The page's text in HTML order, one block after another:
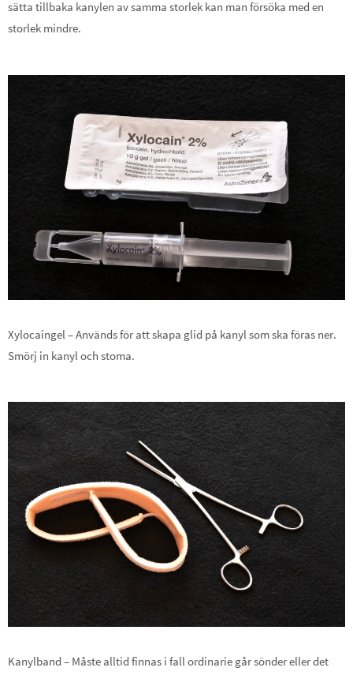
sätta tillbaka kanylen av samma storlek kan man försöka med en
storlek mindre.
Xylocaingel – Används för att skapa glid på kanyl som ska föras ner.
Smörj in kanyl och stoma.
Kanylband – Måste alltid finnas i fall ordinarie går sönder eller det